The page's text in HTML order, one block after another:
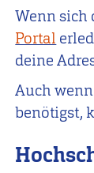
Wenn sich
Portal
deine
Auch
benötigst,